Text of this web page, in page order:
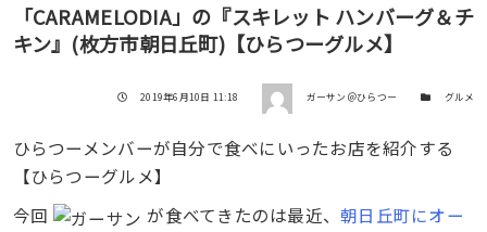
「CARAMELODIA」の『スキレット ハンバーグ＆チ
キン』(枚方市朝日丘町)【ひらつーグルメ】
投稿日
2019年6月10日 11:18 著者 ガーサン＠ひらつー カテゴリー
グルメ
ひらつーメンバーが自分で食べにいったお店を紹介する
【ひらつーグルメ】
今回
が食べてきたのは最近、朝日丘町にオー